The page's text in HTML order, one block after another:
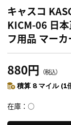
キャスコ
KICM-06 日
フ用品 マーカ
880円 （税込）
積算 8 マイル (1
在庫 ○